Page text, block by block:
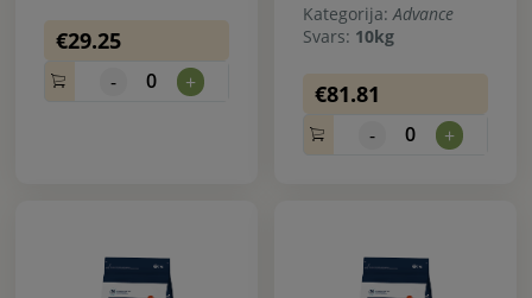
€29.25
- 0 +
Kategorija:Advance
Svars: 10kg
€81.81
- 0 +